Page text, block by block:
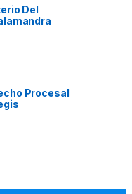
Del
Procesal